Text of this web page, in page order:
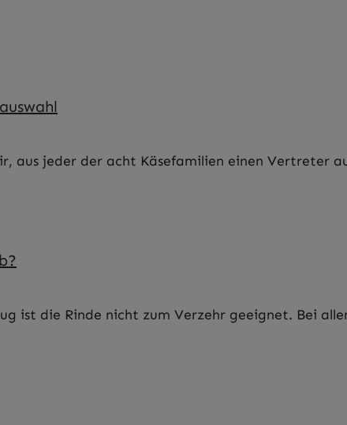
aus jeder der acht Käsefamilien einen Vertreter
ist die Rinde nicht zum Verzehr geeignet. Bei